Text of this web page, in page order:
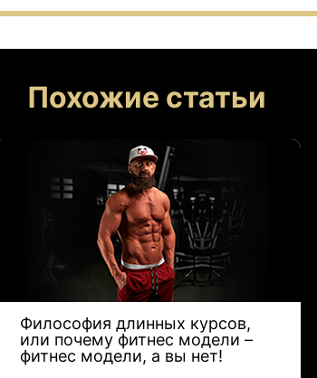
Похожие статьи
Философия длинных курсов,
или почему фитнес модели –
фитнес модели, а вы нет!